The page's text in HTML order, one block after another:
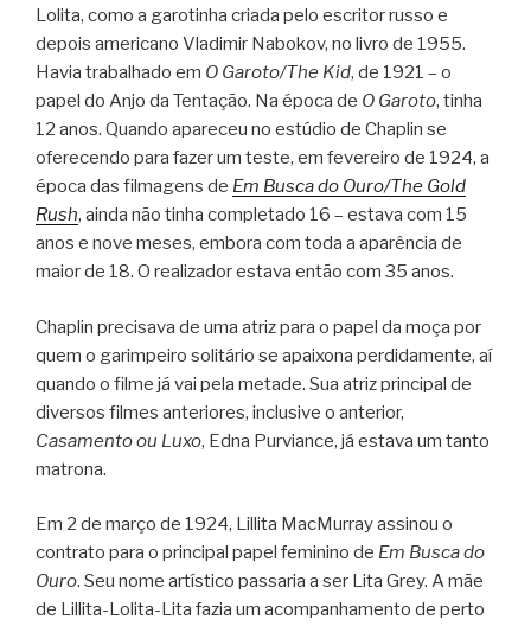
Lolita, como a garotinha criada pelo escritor russo e
depois americano Vladimir Nabokov, no livro de 1955.
Havia trabalhado em O Garoto/The Kid, de 1921 – o
papel do Anjo da Tentação. Na época de O Garoto, tinha
12 anos. Quando apareceu no estúdio de Chaplin se
oferecendo para fazer um teste, em fevereiro de 1924, a
época das filmagens de Em Busca do Ouro/The Gold
Rush, ainda não tinha completado 16 – estava com 15
anos e nove meses, embora com toda a aparência de
maior de 18. O realizador estava então com 35 anos.
Chaplin precisava de uma atriz para o papel da moça por
quem o garimpeiro solitário se apaixona perdidamente, aí
quando o filme já vai pela metade. Sua atriz principal de
diversos filmes anteriores, inclusive o anterior,
Casamento ou Luxo, Edna Purviance, já estava um tanto
matrona.
Em 2 de março de 1924, Lillita MacMurray assinou o
contrato para o principal papel feminino de Em Busca do
Ouro. Seu nome artístico passaria a ser Lita Grey. A mãe
de Lillita-Lolita-Lita fazia um acompanhamento de perto